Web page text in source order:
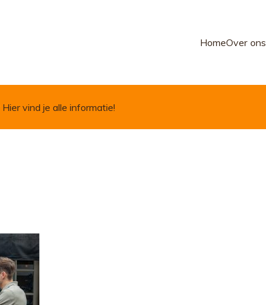
HomeOver ons
Hier vind je alle informatie!